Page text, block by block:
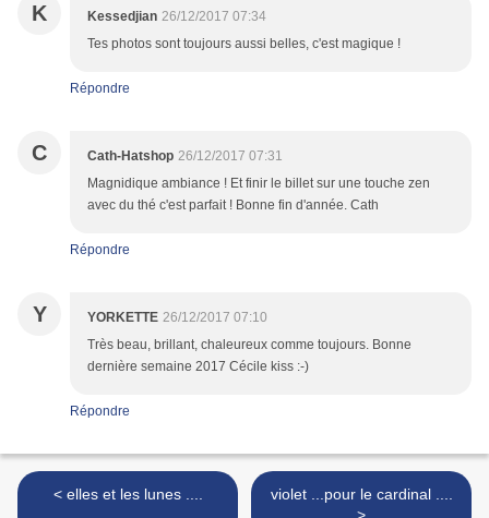
K Kessedjian 26/12/2017 07:34
Tes photos sont toujours aussi belles, c'est magique !
Répondre
C Cath-Hatshop 26/12/2017 07:31
Magnidique ambiance ! Et finir le billet sur une touche zen
avec du thé c'est parfait ! Bonne fin d'année. Cath
Répondre
Y YORKETTE 26/12/2017 07:10
Très beau, brillant, chaleureux comme toujours. Bonne
dernière semaine 2017 Cécile kiss :-)
Répondre
< elles et les lunes ....
violet ...pour le cardinal ....